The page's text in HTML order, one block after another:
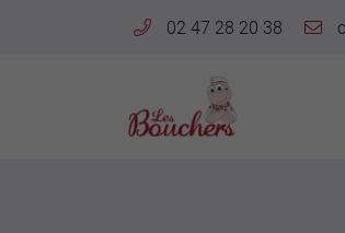
02 47 28 20 38
37170 Chambray-les-Tours
02 47 28 20 38